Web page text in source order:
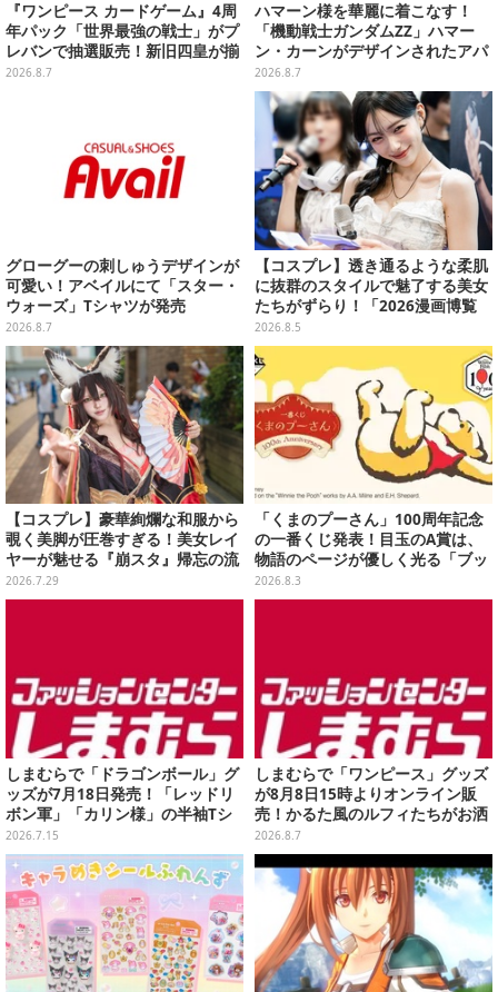
『ワンピース カードゲーム』4周
年パック「世界最強の戦士」がプ
レバンで抽選販売！新旧四皇が揃
い踏み、刃牙作者が描く「カイド
2026.8.7
ハマーン様を華麗に着こなす！
「機動戦士ガンダムZZ」ハマー
ン・カーンがデザインされたアパ
レルが販売
2026.8.7
グローグーの刺しゅうデザインが
可愛い！アベイルにて「スター・
ウォーズ」Tシャツが発売
2026.8.7
【コスプレ】透き通るような柔肌
に抜群のスタイルで魅了する美女
たちがずらり！「2026漫画博覧
会」美麗コンパニオンまとめ【画
像39枚】
2026.8.5
【コスプレ】豪華絢爛な和服から
覗く美脚が圧巻すぎる！美女レイ
ヤーが魅せる『崩スタ』帰忘の流
離人の優美な瞳に吸い込まれそう
【写真9枚】
2026.7.29
「くまのプーさん」100周年記念
の一番くじ発表！目玉のA賞は、
物語のページが優しく光る「ブッ
クシェイプドライト」
2026.8.3
しまむらで「ドラゴンボール」グ
ッズが7月18日発売！「レッドリ
ボン軍」「カリン様」の半袖Tシ
ャツ2種、同日15時よりオンライ
ン販売も
2026.7.15
しまむらで「ワンピース」グッズ
が8月8日15時よりオンライン販
売！かるた風のルフィたちがお洒
落なバッグや、チョッパーが可愛
いサンダルも
2026.8.7